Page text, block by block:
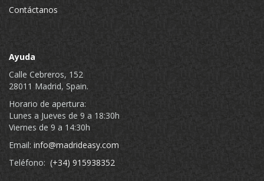
Contáctanos
Ayuda
Calle Cebreros, 152
28011 Madrid, Spain.
Horario de apertura:
Lunes a Jueves de 9 a 18:30h
Viernes de 9 a 14:30h
Email: info@madrideasy.com
Teléfono: (+34) 915938352